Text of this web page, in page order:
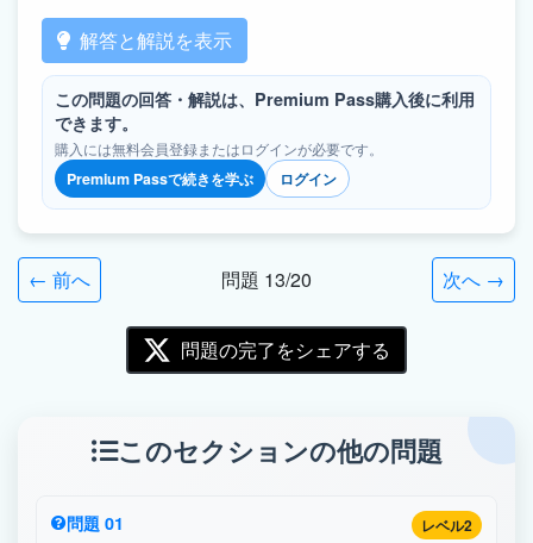
解答と解説を表示
この問題の回答・解説は、Premium Pass購入後に利用
できます。
購入には無料会員登録またはログインが必要です。
Premium Passで続きを学ぶ
ログイン
← 前へ 問題 13/20 次へ →
問題の完了をシェアする
このセクションの他の問題
レベル2
問題 01